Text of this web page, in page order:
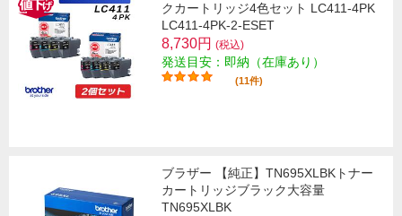
クカートリッジ4色セット LC411-4PK
LC411-4PK-2-ESET
8,730円 (税込)
発送目安：即納（在庫あり）
(11件)
ブラザー 【純正】TN695XLBKトナー
カートリッジブラック大容量
TN695XLBK